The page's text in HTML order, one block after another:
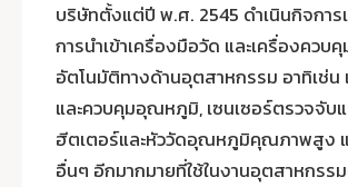
บริษัทตั้งแต่ปี พ.ศ. 2545 ดำเนินกิจการ
การนำเข้าเครื่องมือวัด และเครื่องควบ
อัตโนมัติทางด้านอุตสาหกรรม อาทิเช่น
และควบคุมอุณหภูมิ, เซนเซอร์ตรวจจับ
ฮีตเตอร์และหัววัดอุณหภูมิคุณภาพสูง
อื่นๆ อีกมากมายที่ใช้ในงานอุตสาหกรร